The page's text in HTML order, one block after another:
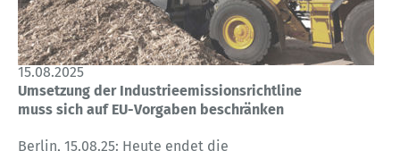
15.08.2025
Umsetzung der Industrieemissionsrichtline
muss sich auf EU-Vorgaben beschränken
Berlin, 15.08.25: Heute endet die